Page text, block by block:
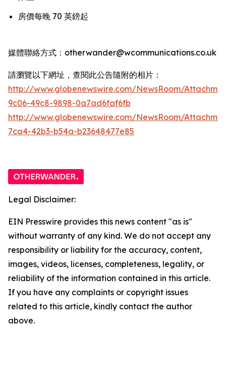
房價每晚 70 英鎊起
媒體聯絡方式：otherwander@wcommunications.co.uk
請瀏覽以下網址，查閱此公告隨附的相片：
http://www.globenewswire.com/NewsRoom/
9c06-49c8-9898-0a7ad6faf6fb
http://www.globenewswire.com/NewsRoom/
7ca4-42b3-b54a-b23648477e85
Legal Disclaimer:
EIN Presswire provides this news content "as is"
without warranty of any kind. We do not accept any
responsibility or liability for the accuracy, content,
images, videos, licenses, completeness, legality, or
reliability of the information contained in this article.
If you have any complaints or copyright issues
related to this article, kindly contact the author
above.